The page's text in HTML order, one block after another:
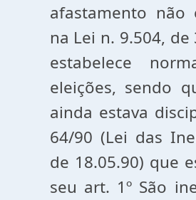
afastamento não
na Lei n. 9.504, de
estabelece
eleições, sendo
ainda estava
64/90 (Lei das
de 18.05.90) que
seu art. 1º São